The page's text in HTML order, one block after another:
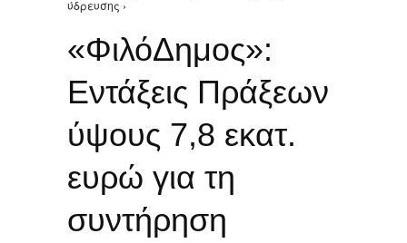
ύδρευσης ›
«ΦιλόΔημος»:
Εντάξεις Πράξεων
ύψους 7,8 εκατ.
ευρώ για τη
συντήρηση